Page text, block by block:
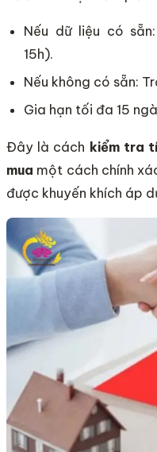
Nếu dữ liệu có
15h).
Nếu không có sẵn:
Gia hạn tối đa 15
Đây là cách kiểm tra
mua một cách chính
được khuyến khích áp